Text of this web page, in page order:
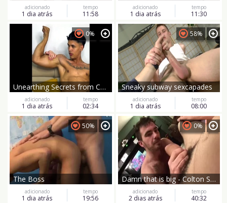
adicionado
1 dia atrás
tempo
11:58
adicionado
1 dia atrás
tempo
11:30
Unearthing Secrets from Chris Heira's Past
0%
adicionado
1 dia atrás
tempo
02:34
Sneaky subway sexcapades
58%
adicionado
1 dia atrás
tempo
08:00
The Boss
50%
adicionado
1 dia atrás
tempo
19:56
Damn that is big - Colton Steele And Devin Moss
0%
adicionado
2 dias atrás
tempo
40:32